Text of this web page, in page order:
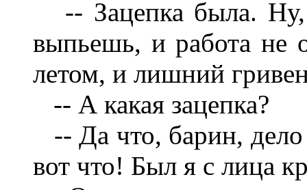
-- Зацепка была.
выпьешь, и работа не
летом, и лишний
-- А какая зацепка?
-- Да что, барин,
вот что! Был я с лица